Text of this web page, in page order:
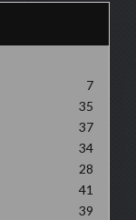
7
35
37
34
28
41
39